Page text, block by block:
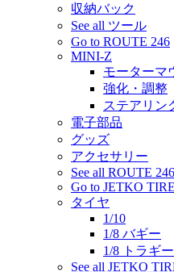
収納バック
See all ツール
Go to ROUTE 246
MINI-Z
モーターマ
強化・調整
ステアリン
電子部品
グッズ
アクセサリー
See all ROUTE 246
Go to JETKO TIRE
タイヤ
1/10
1/8 バギー
1/8 トラギー
See all JETKO